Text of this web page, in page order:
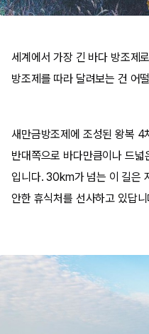
세계에서 가장 긴 바다 방조제
방조제를 따라 달려보는 건 어
새만금방조제에 조성된 왕복 4
반대쪽으로 바다만큼이나 드
입니다. 30km가 넘는 이 길은
안한 휴식처를 선사하고 있답니